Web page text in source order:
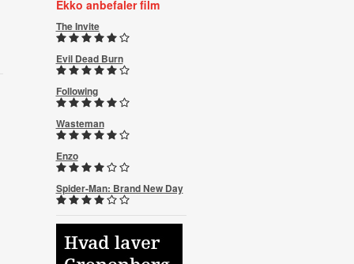
Ekko anbefaler film
The Invite
Evil Dead Burn
Following
Wasteman
Enzo
Spider-Man: Brand New Day